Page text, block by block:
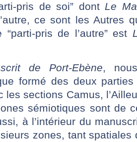
pris de soi” dont Le
ce sont les Autres
pris de l’autre” est
de Port-Ebène,
formé des deux
les sections Camus,
sémiotiques sont de
à l’intérieur du
zones, tant spatiales